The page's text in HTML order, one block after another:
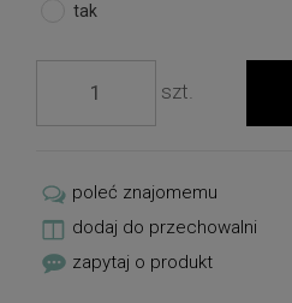
tak
szt.
poleć znajomemu
dodaj do przechowalni
zapytaj o produkt